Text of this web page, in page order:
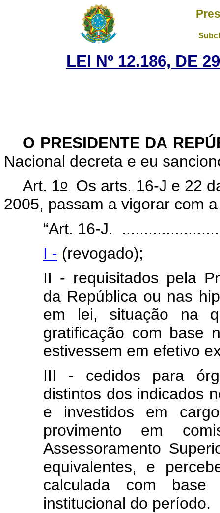
LEI Nº 12.186, DE
O PRESIDENTE DA
Nacional decreta e eu
Art. 1o Os arts. 16-J e 22
2005, passam a vigorar com
“Art. 16-J.
I - (revogado);
II - requisitados pela
da República ou nas
em lei, situação na
gratificação com base
estivessem em efetivo
III - cedidos para
distintos dos indicados
e investidos em
provimento em
Assessoramento
equivalentes, e
calculada com
institucional do período.